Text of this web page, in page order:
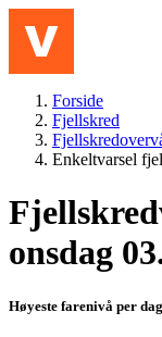
Forside
Fjellskred
Enkeltvarsel
onsdag
Høyeste farenivå per dag